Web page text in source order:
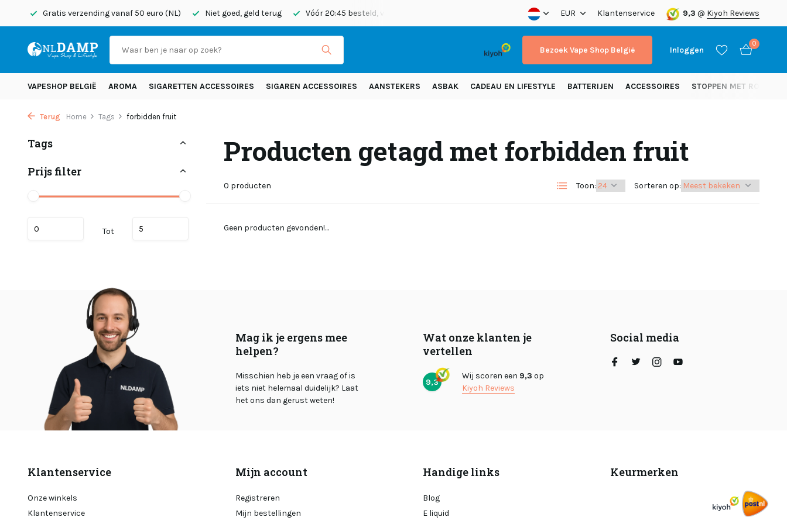
Gratis verzending vanaf 50 euro (NL) Niet goed, geld terug Vóór 20:45 besteld, vandaag verzonden Gratis verzending vanaf 50 euro (NL)
EUR Klantenservice 9,3 @ Kiyoh Reviews
Bezoek Vape Shop België Inloggen
Account aanmaken
0
VAPESHOP BELGIË AROMA SIGARETTEN ACCESSOIRES SIGAREN ACCESSOIRES AANSTEKERS ASBAK CADEAU EN LIFESTYLE BATTERIJEN ACCESSOIRES STOPPEN MET ROKEN
Terug Home Tags forbidden fruit
Tags
Prijs filter
Tot
Producten getagd met forbidden fruit
0 producten Toon: Sorteren op:
Geen producten gevonden!...
Mag ik je ergens mee
helpen?
Misschien heb je een vraag of is
iets niet helemaal duidelijk? Laat
het ons dan gerust weten!
Wat onze klanten je
vertellen
9,3
Wij scoren een 9,3 op
Kiyoh Reviews
Social media
Klantenservice
Onze winkels
Klantenservice
Mijn account
Registreren
Mijn bestellingen
Handige links
Blog
E liquid
Keurmerken